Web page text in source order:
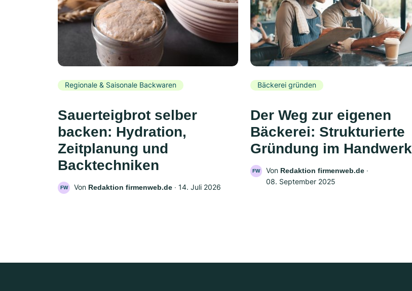
Regionale & Saisonale Backwaren
Sauerteigbrot selber
backen: Hydration,
Zeitplanung und
Backtechniken
FW Von Redaktion firmenweb.de ‧ 14. Juli 2026
Bäckerei gründen
Der Weg zur eigenen
Bäckerei: Strukturierte
Gründung im Handwerk
FW Von Redaktion firmenweb.de‧
08. September 2025